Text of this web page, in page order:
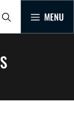
MENU